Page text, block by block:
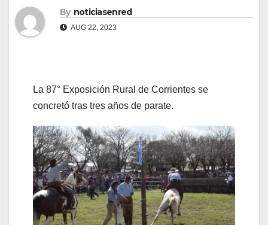
By noticiasenred
AUG 22, 2023
La 87° Exposición Rural de Corrientes se
concretó tras tres años de parate.